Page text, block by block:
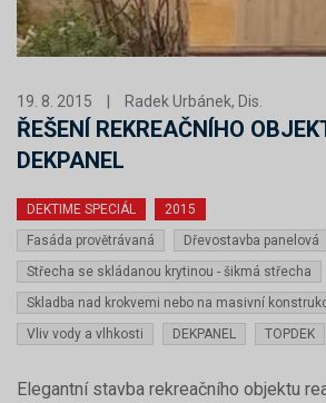
19. 8. 2015 Radek Urbánek, Dis.
ŘEŠENÍ REKREAČNÍHO
DEKPANEL
DEKTIME SPECIÁL
2015
Fasáda provětrávaná
Dřevostavba panelová
Střecha se skládanou krytinou - šikmá střecha
Skladba nad krokvemi nebo na masivní
Vliv vody a vlhkosti
DEKPANEL TOPDEK
Elegantní stavba rekreačního objektu